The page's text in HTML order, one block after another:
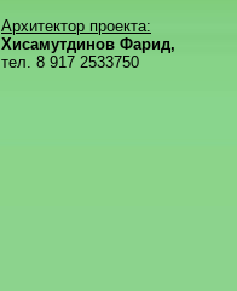
Архитектор проекта:
Хисамутдинов Фарид,
тел. 8 917 2533750